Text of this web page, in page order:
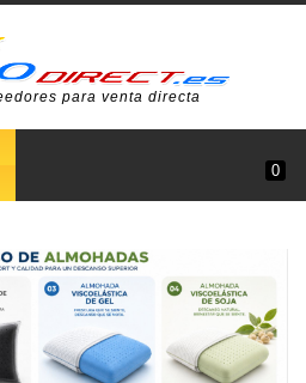
para venta directa
0